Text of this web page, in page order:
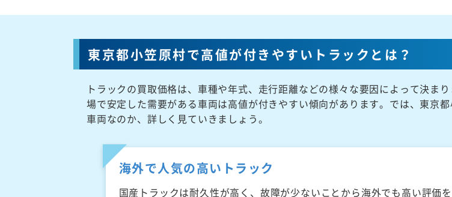
東京都小笠原村で高値が付きやすいトラックとは？
トラックの買取価格は、車種や年式、走行距離などの様々な要因によって決ま
場で安定した需要がある車両は高値が付きやすい傾向があります。では、東京
車両なのか、詳しく見ていきましょう。
海外で人気の高いトラック
国産トラックは耐久性が高く、故障が少ないことから海外でも高い評価を